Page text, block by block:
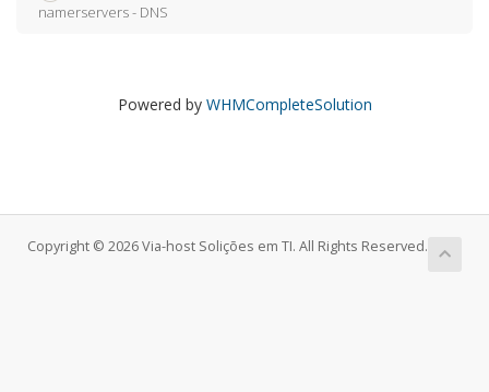
namerservers - DNS
Powered by WHMCompleteSolution
Copyright © 2026 Via-host Solições em TI. All Rights Reserved.